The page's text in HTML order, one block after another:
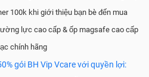
100k khi giới thiệu bạn bè đến mua
lực cao cấp & ốp magsafe cao cấp
chính hãng
gói BH Vip Vcare với quyền lợi: